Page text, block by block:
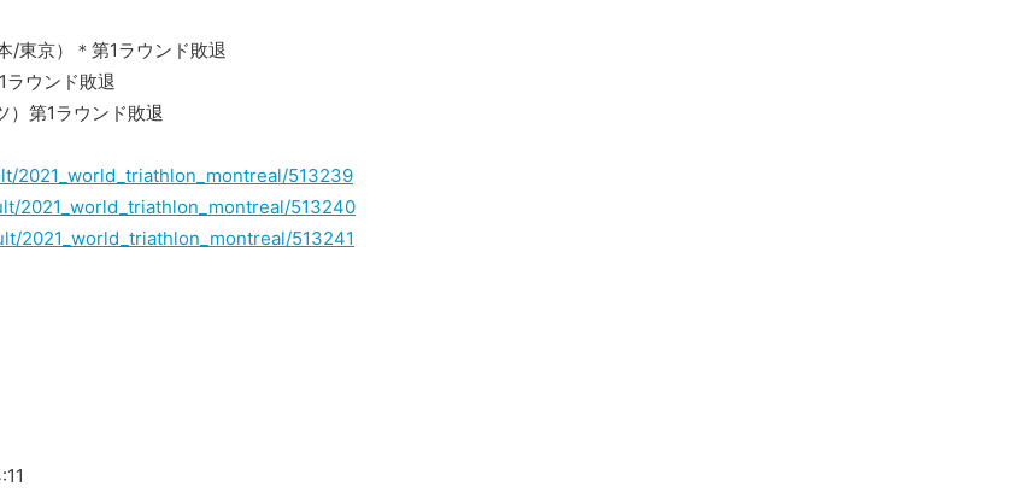
/東京）＊第1ラウンド敗退
ラウンド敗退
）第1ラウンド敗退
2021_world_triathlon_montreal/513239
2021_world_triathlon_montreal/513240
2021_world_triathlon_montreal/513241